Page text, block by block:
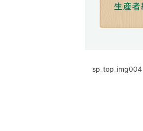
sp_top_img004